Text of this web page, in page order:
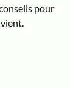
pour